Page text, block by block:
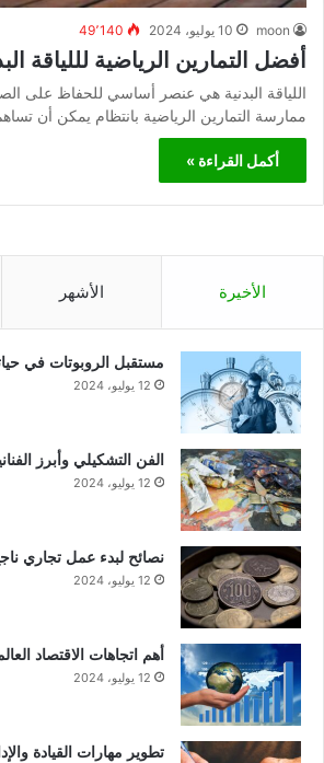
moon 10 يوليو، 2024 49٬140
أفضل التمارين الرياضية لللياقة
اللياقة البدنية هي عنصر أساسي للحفاظ على
ممارسة التمارين الرياضية بانتظام يمكن أن
أكمل القراءة »
الأخيرة الأشهر
مستقبل الروبوتات في
12 يوليو، 2024
الفن التشكيلي وأبرز
12 يوليو، 2024
نصائح لبدء عمل تجاري
12 يوليو، 2024
أهم اتجاهات الاقتصاد
12 يوليو، 2024
تطوير مهارات القيادة